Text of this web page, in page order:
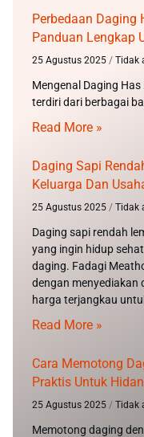
Perbedaan Daging
Panduan Lengkap
25 Agustus 2025 Tidak
Mengenal Daging
terdiri dari berbagai
Read More »
Daging Sapi
Keluarga Dan
25 Agustus 2025 Tidak
Daging sapi rendah
yang ingin hidup
daging. Fadagi
dengan menyediakan
harga terjangkau
Read More »
Cara Memotong
Praktis Untuk
25 Agustus 2025 Tidak
Memotong daging